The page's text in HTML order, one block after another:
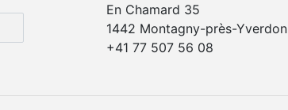
En Chamard 35
1442 Montagny-près-Yverdon
+41 77 507 56 08